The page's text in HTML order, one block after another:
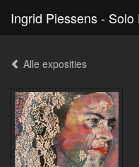
Alle exposities